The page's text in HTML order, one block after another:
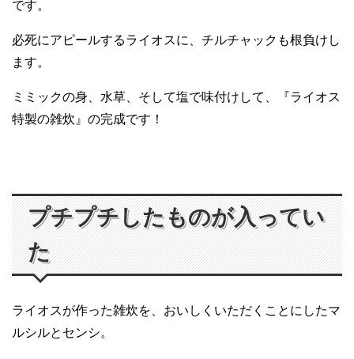
です。
必死にアピールするライオスに、チルチャックも根負けし
ます。
ミミックの身、水草、そして塩で味付けして、『ライオス
特製の雑炊』の完成です！
プチプチしたものが入ってい
た
ライオスが作った雑炊を、おいしくいただくことにしたマ
ルシルとセンシ。